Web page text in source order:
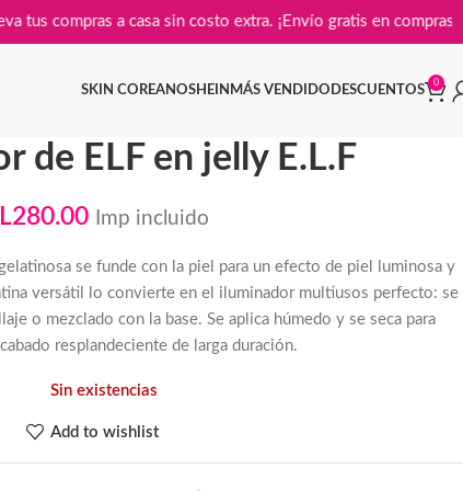
Lleva tus compras a casa sin costo extra. ¡Envío gratis en
SKIN COREANOSHEIN MÁS VENDIDO DESCUENTOS
0
de ELF en jelly E.L.F
L280.00 Imp incluido
se funde con la piel para un efecto de piel luminosa y
versátil lo convierte en el iluminador multiusos perfecto: se
o mezclado con la base. Se aplica húmedo y se seca para
resplandeciente de larga duración.
Sin existencias
Add to wishlist